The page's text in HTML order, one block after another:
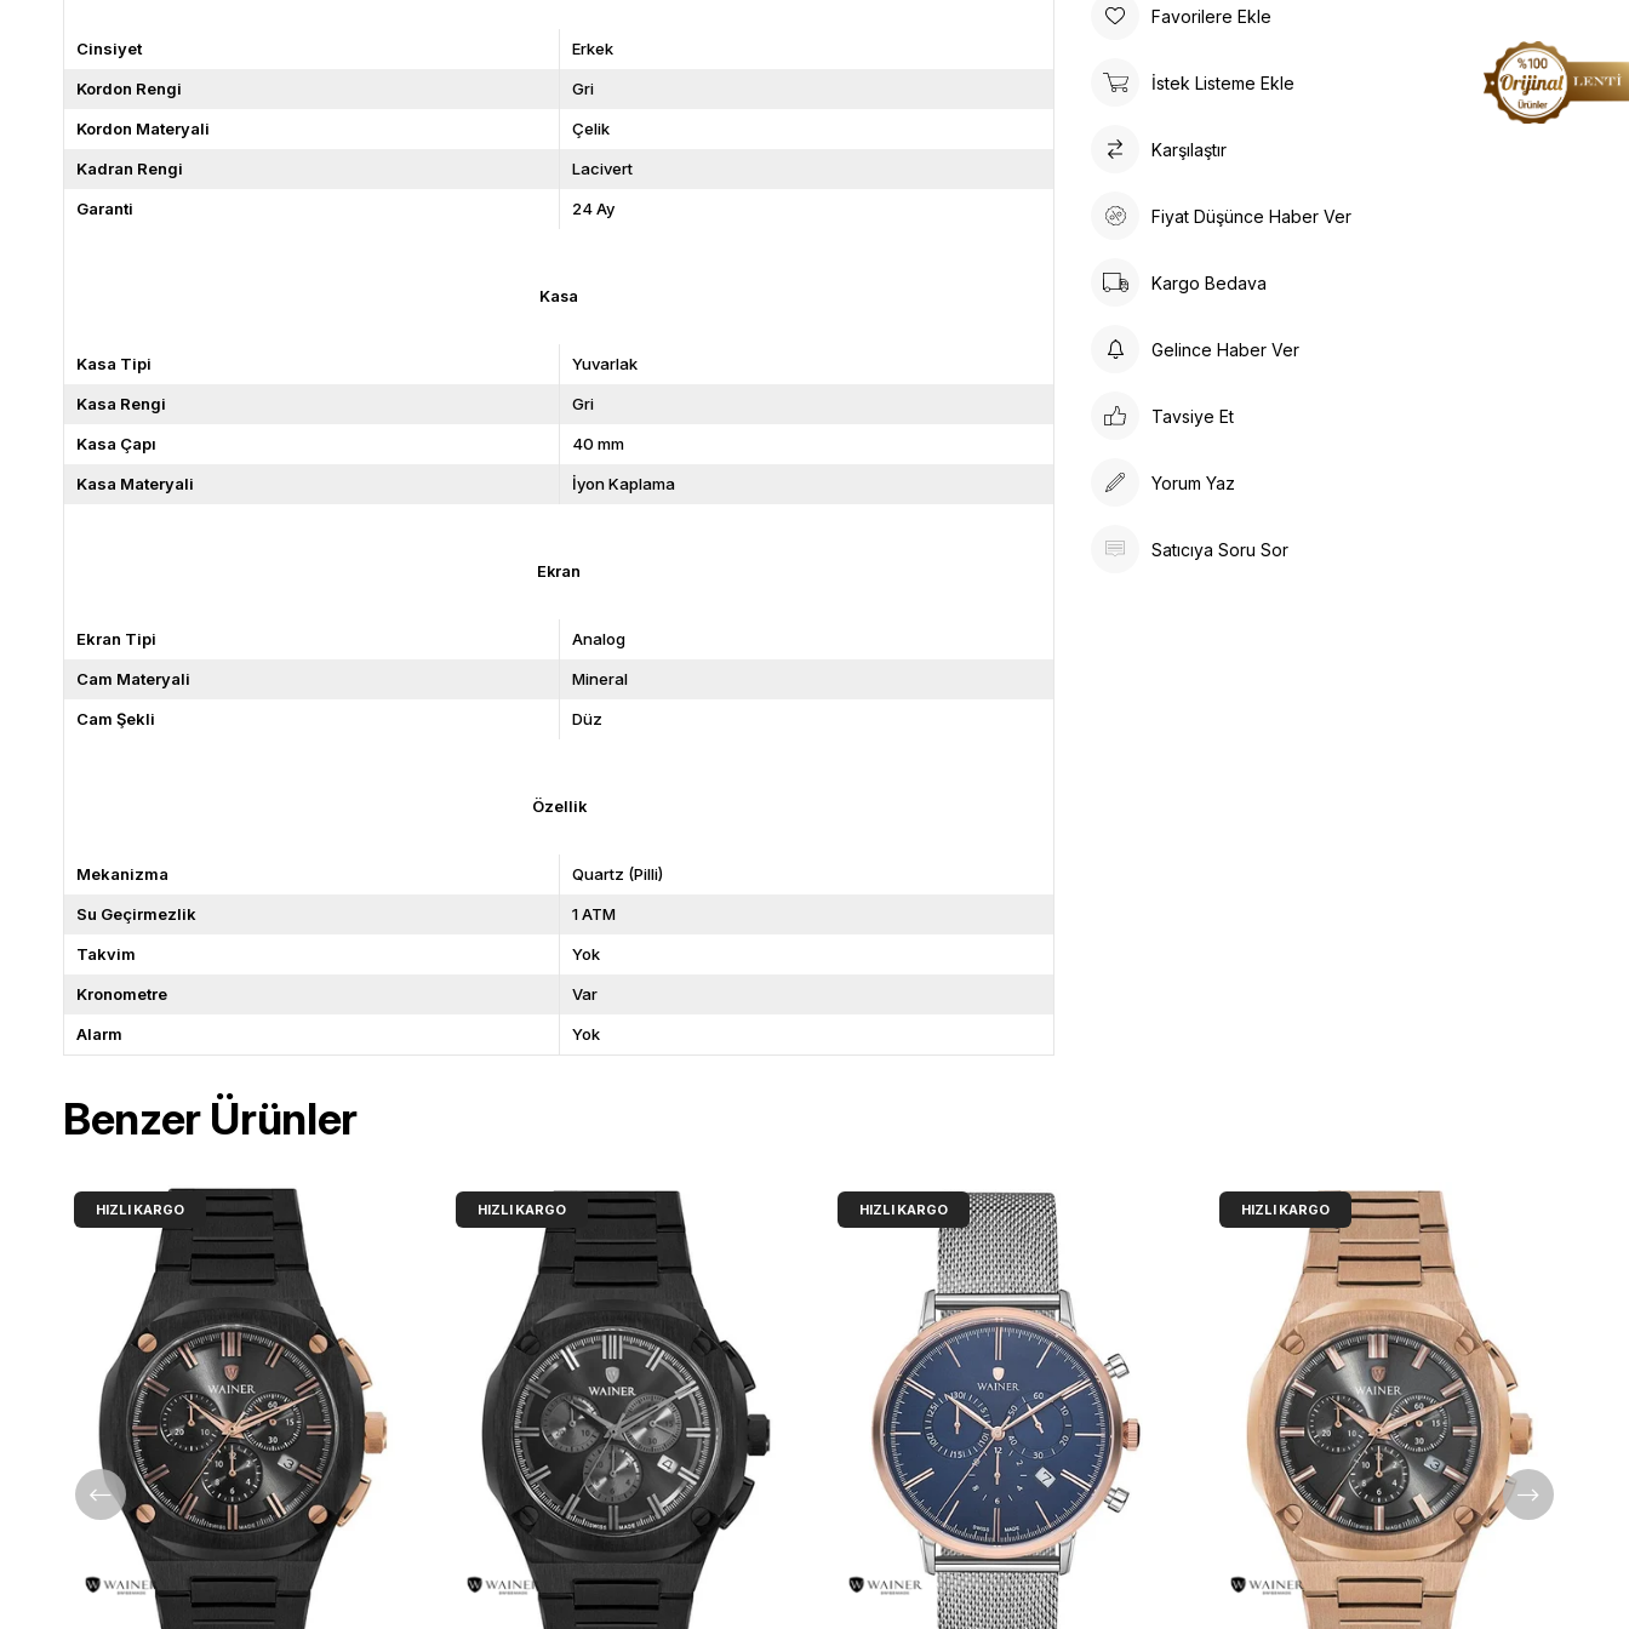
Cinsiyet Erkek
Kordon Rengi Gri
Kordon Materyali Çelik
Kadran Rengi Lacivert
Garanti 24 Ay
Kasa
Kasa Tipi Yuvarlak
Kasa Rengi Gri
Kasa Çapı 40 mm
Kasa Materyali İyon Kaplama
Ekran
Ekran Tipi Analog
Cam Materyali Mineral
Cam Şekli Düz
Özellik
Mekanizma Quartz (Pilli)
Su Geçirmezlik 1 ATM
Takvim Yok
Kronometre Var
Alarm Yok
Favorilere Ekle
İstek Listeme Ekle
Karşılaştır
Fiyat Düşünce Haber Ver
Kargo Bedava
Gelince Haber Ver
Tavsiye Et
Yorum Yaz
Satıcıya Soru Sor
Benzer Ürünler
HIZLI KARGO HIZLI KARGO HIZLI KARGO HIZLI KARGO